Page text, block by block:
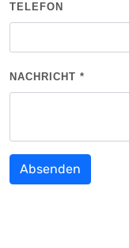
TELEFON
NACHRICHT *
Absenden